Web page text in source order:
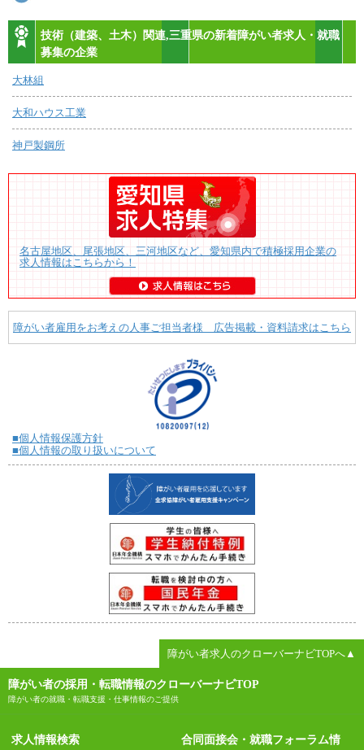
技術（建築、土木）関連,三重県の新着障がい者求人・就職
募集の企業
大林組
大和ハウス工業
神戸製鋼所
名古屋地区、尾張地区、三河地区など、愛知県内で積極採用企業の
求人情報はこちらから！
障がい者雇用をお考えの人事ご担当者様 広告掲載・資料請求はこちら
■個人情報保護方針
■個人情報の取り扱いについて
障がい者求人のクローバーナビTOPへ▲
障がい者の採用・転職情報のクローバーナビTOP
障がい者の就職・転職支援・仕事情報のご提供
求人情報検索
合同面接会・就職フォーラム情